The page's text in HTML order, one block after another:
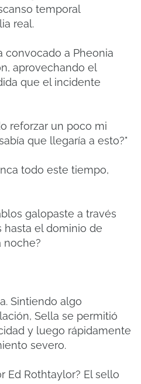
temporal
real.
convocado a Pheonia
aprovechando el
que el incidente
reforzar un poco mi
que llegaría a esto?"
todo este tiempo,
galopaste a través
hasta el dominio de
noche?
Sintiendo algo
Sella se permitió
y luego rápidamente
severo.
Ed Rothtaylor? El sello